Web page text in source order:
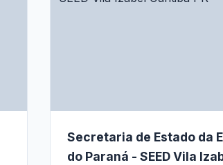
Secretaria de Estado da
do Paraná - SEED Vila